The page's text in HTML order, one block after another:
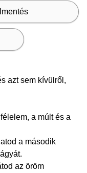
azt sem kívülről,
a múlt és a
a második
az öröm